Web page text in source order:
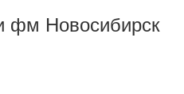
фм Новосибирск